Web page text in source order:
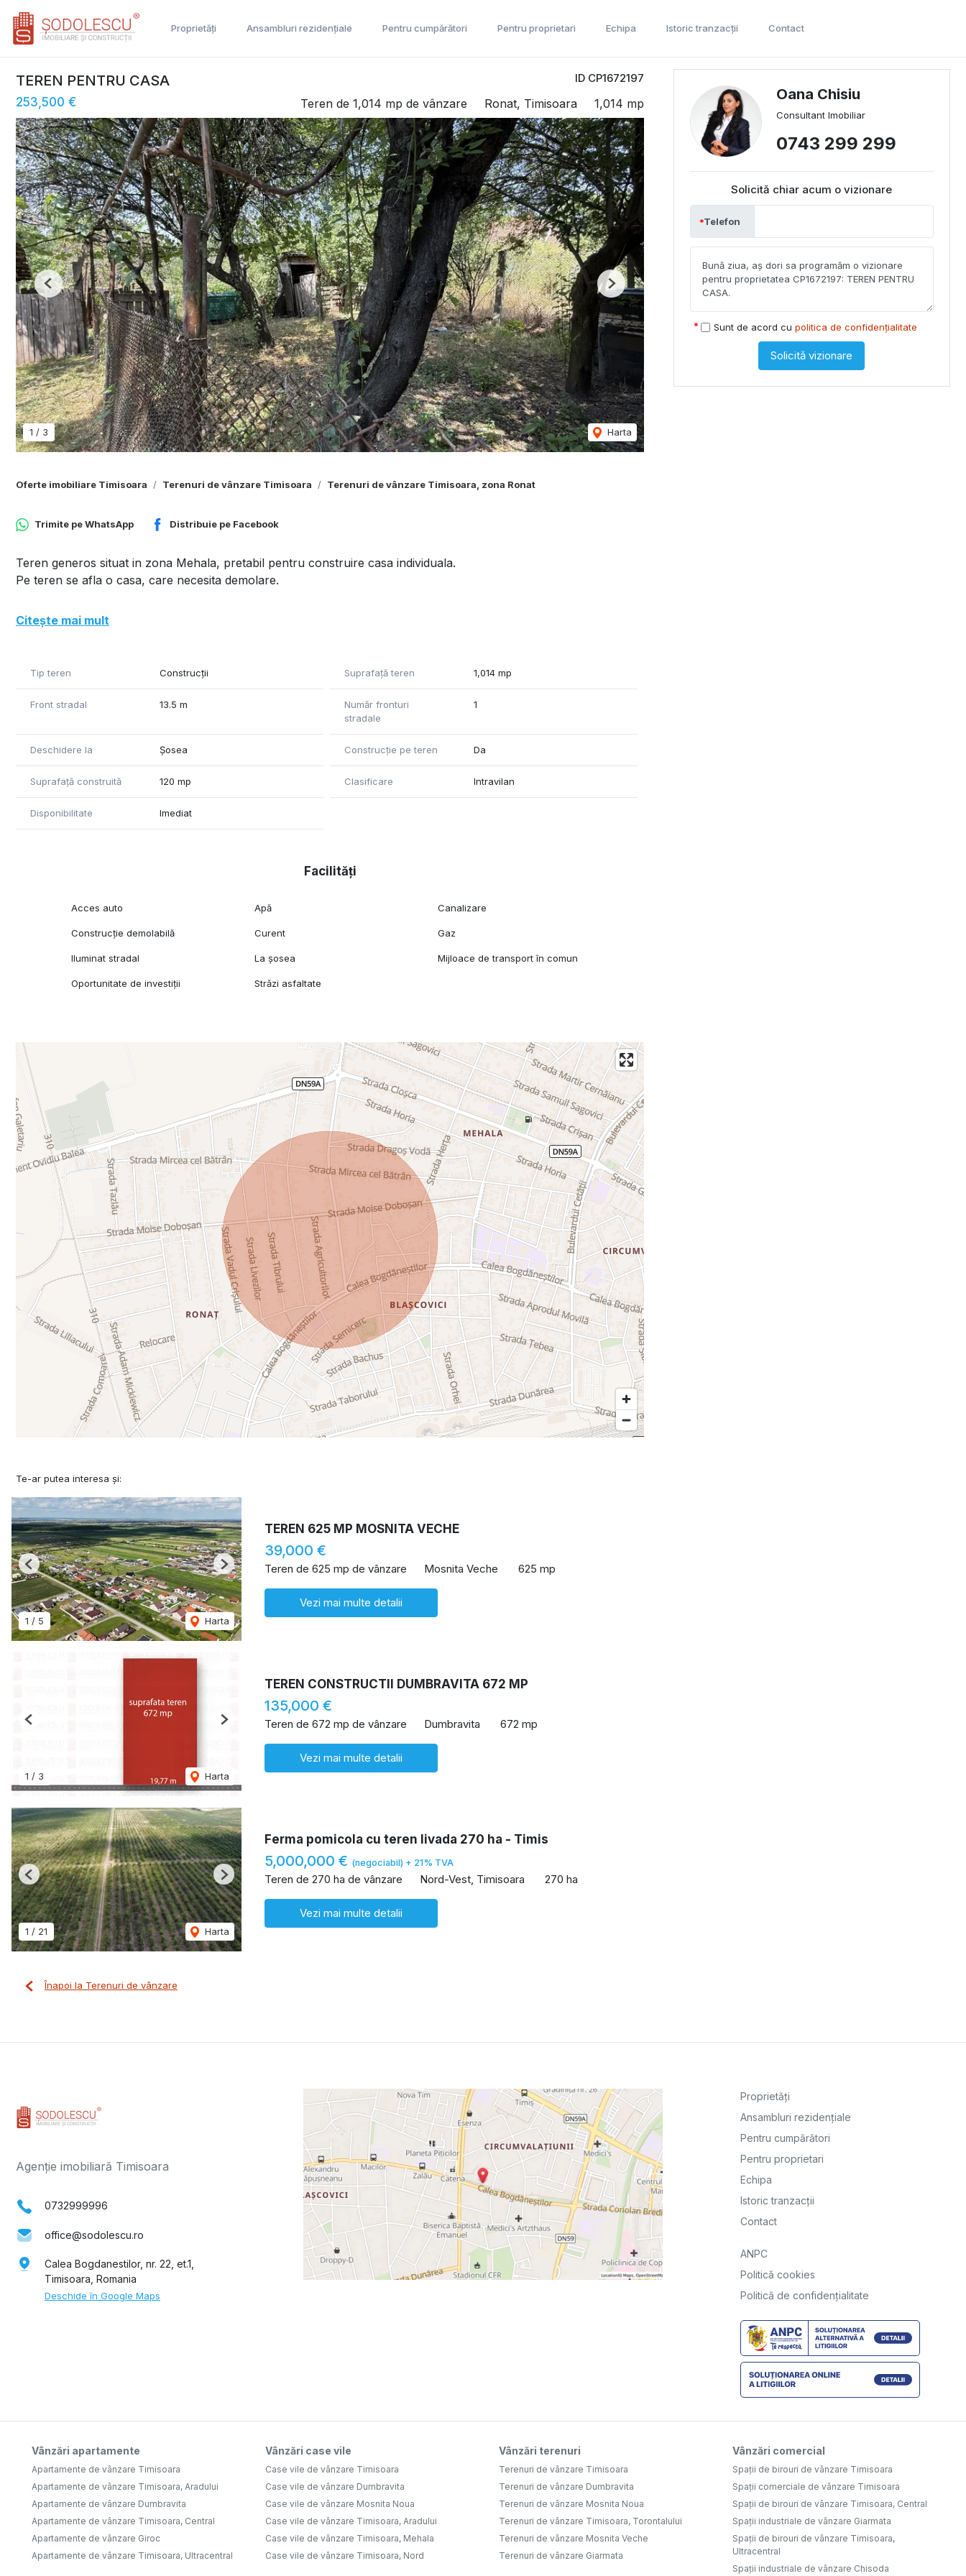
Proprietăți Ansambluri rezidențiale Pentru cumpărători Pentru proprietari Echipa Istoric tranzacții Contact
ID CP1672197
TEREN PENTRU CASA
253,500 € Teren de 1,014 mp de vânzare Ronat, Timisoara 1,014 mp
1 / 3 Harta
Previous Next
Oferte imobiliare Timisoara Terenuri de vânzare Timisoara Terenuri de vânzare Timisoara, zona Ronat
Trimite peWhatsApp Distribuie pe Facebook
Teren generos situat in zona Mehala, pretabil pentru construire casa individuala.
Pe teren se afla o casa, care necesita demolare.
Citește mai mult
Tip teren Construcții Suprafață teren 1,014 mp
Front stradal 13.5 m
Număr fronturi
stradale
1
Deschidere la Șosea Construcție pe teren Da
Suprafață construită 120 mp Clasificare Intravilan
Disponibilitate Imediat
Facilități
Acces auto Apă Canalizare
Construcție demolabilă Curent Gaz
Iluminat stradal La șosea Mijloace de transport în comun
Oportunitate de investiții Străzi asfaltate
Oana Chisiu
Consultant Imobiliar
0743 299 299
Solicită chiar acum o vizionare
Telefon
Sunt de acord cu politica de confidențialitate
Solicită vizionare
Te-ar putea interesa și:
1 / 5 Harta
Previous Next
TEREN 625 MP MOSNITA VECHE
39,000 €
Teren de 625 mp de vânzare Mosnita Veche 625 mp
Vezi mai multe detalii
1 / 3 Harta
Previous Next
TEREN CONSTRUCTII DUMBRAVITA 672 MP
135,000 €
Teren de 672 mp de vânzare Dumbravita 672 mp
Vezi mai multe detalii
1 / 21 Harta
Previous Next
Ferma pomicola cu teren livada 270 ha - Timis
5,000,000 € (negociabil) + 21% TVA
Teren de 270 ha de vânzare Nord-Vest, Timisoara 270 ha
Vezi mai multe detalii
Înapoi la Terenuri de vânzare
Agenție imobiliară Timisoara
0732999996
office@sodolescu.ro
Calea Bogdanestilor, nr. 22, et.1,
Timisoara, Romania
Deschide în Google Maps
Proprietăți
Ansambluri rezidențiale
Pentru cumpărători
Pentru proprietari
Echipa
Istoric tranzacții
Contact
ANPC
Politică cookies
Politică de confidențialitate
Vânzări apartamente
Apartamente de vânzare Timisoara
Apartamente de vânzare Timisoara, Aradului
Apartamente de vânzare Dumbravita
Apartamente de vânzare Timisoara, Central
Apartamente de vânzare Giroc
Apartamente de vânzare Timisoara, Ultracentral
Vânzări case vile
Case vile de vânzare Timisoara
Case vile de vânzare Dumbravita
Case vile de vânzare Mosnita Noua
Case vile de vânzare Timisoara, Aradului
Case vile de vânzare Timisoara, Mehala
Case vile de vânzare Timisoara, Nord
Vânzări terenuri
Terenuri de vânzare Timisoara
Terenuri de vânzare Dumbravita
Terenuri de vânzare Mosnita Noua
Terenuri de vânzare Timisoara, Torontalului
Terenuri de vânzare Mosnita Veche
Terenuri de vânzare Giarmata
Vânzări comercial
Spații de birouri de vânzare Timisoara
Spații comerciale de vânzare Timisoara
Spații de birouri de vânzare Timisoara, Central
Spații industriale de vânzare Giarmata
Spații de birouri de vânzare Timisoara,
Ultracentral
Spații industriale de vânzare Chisoda